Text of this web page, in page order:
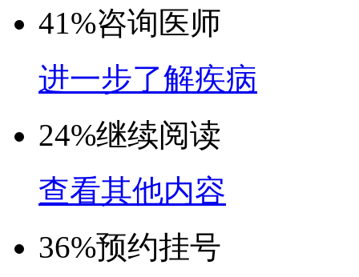
41%咨询医师
进一步了解疾病
24%继续阅读
查看其他内容
36%预约挂号